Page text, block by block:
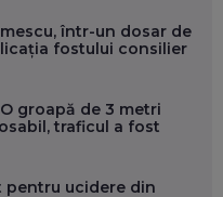
AL KULTH: CUM
SĂ ÎȚI DESCHIZI DRUMUL
CUM ÎȚI PROTEJEZI
într-un dosar de
fostului consilier
groapă de 3 metri
traficul a fost
pentru ucidere din